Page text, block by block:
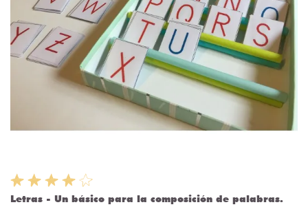
Letras - Un básico para la composición de palabras.